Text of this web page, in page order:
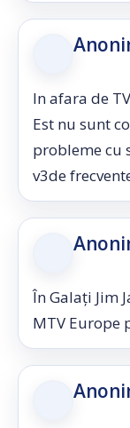
In afara de
Est nu sunt
probleme cu
v3de
În Galați Jim
MTV Europe